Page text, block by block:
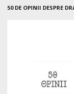
50 DE OPINII DESPRE